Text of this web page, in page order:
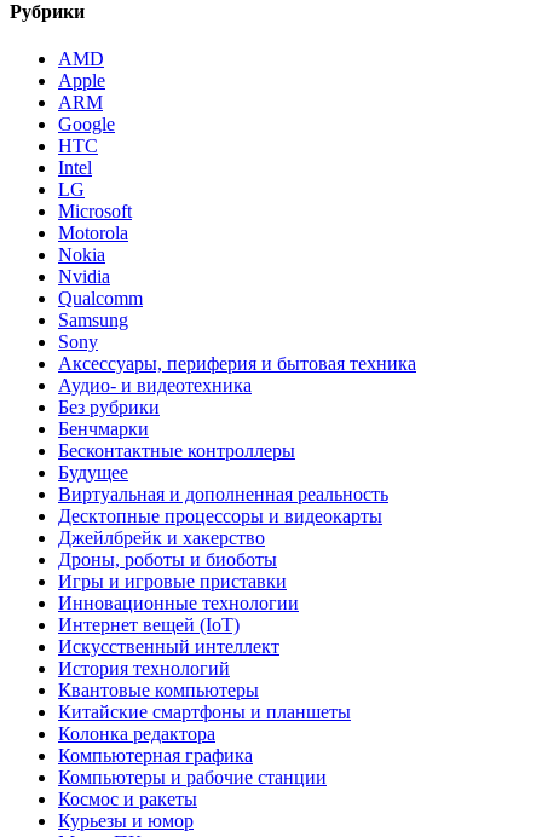
Рубрики
AMD
Apple
ARM
Google
HTC
Intel
LG
Microsoft
Motorola
Nokia
Nvidia
Qualcomm
Samsung
Sony
Аксессуары, периферия и бытовая техника
Аудио- и видеотехника
Без рубрики
Бенчмарки
Бесконтактные контроллеры
Будущее
Виртуальная и дополненная реальность
Десктопные процессоры и видеокарты
Джейлбрейк и хакерство
Дроны, роботы и биоботы
Игры и игровые приставки
Инновационные технологии
Интернет вещей (IoT)
Искусственный интеллект
История технологий
Квантовые компьютеры
Китайские смартфоны и планшеты
Колонка редактора
Компьютерная графика
Компьютеры и рабочие станции
Космос и ракеты
Курьезы и юмор